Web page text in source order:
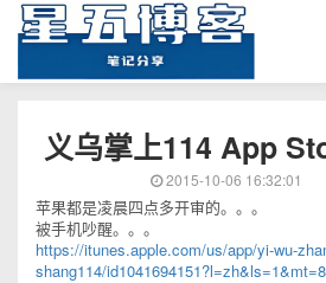
义乌掌上114 App
2015-10-06 16:32:01
苹果都是凌晨四点多开审的。。。
被手机吵醒。。。
https://itunes.apple.com/us/app/yi-wu-
shang114/id1041694151?l=zh&ls=1&mt=8